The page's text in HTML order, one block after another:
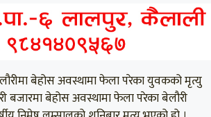
बेहोस अवस्थामा फेला परेका युवकको मृत्यु
बजारमा बेहोस अवस्थामा फेला परेका बेलौरी